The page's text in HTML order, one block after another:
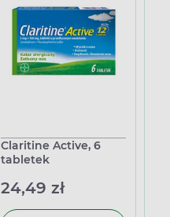
Claritine Active, 6
tabletek
24,49 zł